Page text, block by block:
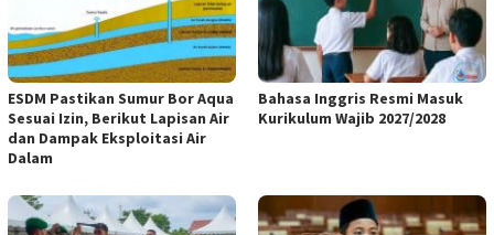
ESDM Pastikan Sumur Bor Aqua
Sesuai Izin, Berikut Lapisan Air
dan Dampak Eksploitasi Air
Dalam
Bahasa Inggris Resmi Masuk
Kurikulum Wajib 2027/2028